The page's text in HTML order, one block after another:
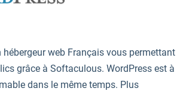
hébergeur web Français vous
grâce à Softaculous. WordPress est à
dans le même temps. Plus